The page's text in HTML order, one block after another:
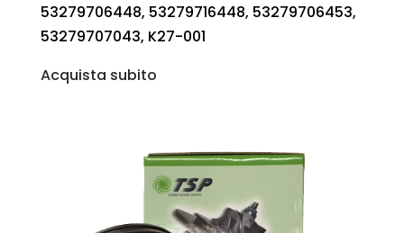
53279706448, 53279716448, 53279706453,
53279707043, K27-001
Acquista subito